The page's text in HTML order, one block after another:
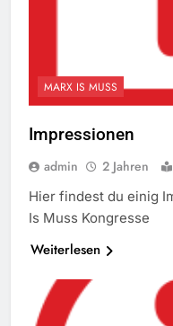
MARX IS MUSS
Impressionen
admin 2 Jahren
Hier findest du einig
Is Muss Kongresse
Weiterlesen